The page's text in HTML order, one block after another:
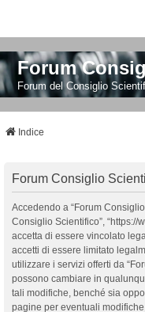
Forum
Forum del Consiglio
Indice
Forum Consiglio
Accedendo a “Forum Consiglio
Consiglio Scientifico”, “https://
accetta di essere vincolato
accetti di essere limitato
utilizzare i servizi offerti da
possono cambiare in
tali modifiche, benché sia
pagine per eventuali